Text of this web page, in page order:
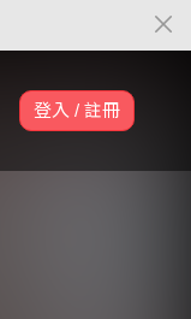
登入 / 註冊